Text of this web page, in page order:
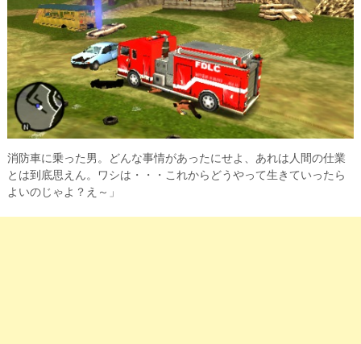
消防車に乗った男。どんな事情があったにせよ、あれは人間の仕業
とは到底思えん。ワシは・・・これからどうやって生きていったら
よいのじゃよ？え～」